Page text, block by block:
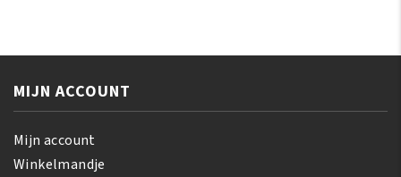
aantal
Co-
Conditioner
MIJN ACCOUNT
Mijn account
Winkelmandje